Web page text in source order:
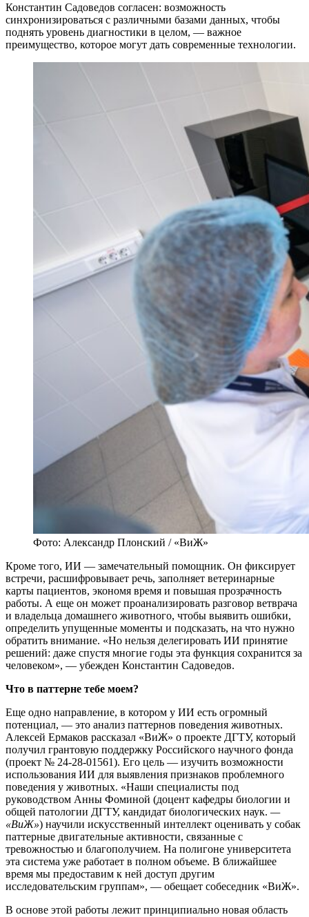
Константин Садоведов согласен: возможность
синхронизироваться с различными базами данных, чтобы
поднять уровень диагностики в целом, — важное
преимущество, которое могут дать современные технологии.
Фото: Александр Плонский / «ВиЖ»
Кроме того, ИИ — замечательный помощник. Он фиксирует
встречи, расшифровывает речь, заполняет ветеринарные
карты пациентов, экономя время и повышая прозрачность
работы. А еще он может проанализировать разговор ветврача
и владельца домашнего животного, чтобы выявить ошибки,
определить упущенные моменты и подсказать, на что нужно
обратить внимание. «Но нельзя делегировать ИИ принятие
решений: даже спустя многие годы эта функция сохранится за
человеком», — убежден Константин Садоведов.
Что в паттерне тебе моем?
Еще одно направление, в котором у ИИ есть огромный
потенциал, — это анализ паттернов поведения животных.
Алексей Ермаков рассказал «ВиЖ» о проекте ДГТУ, который
получил грантовую поддержку Российского научного фонда
(проект № 24-28-01561). Его цель — изучить возможности
использования ИИ для выявления признаков проблемного
поведения у животных. «Наши специалисты под
руководством Анны Фоминой (доцент кафедры биологии и
общей патологии ДГТУ, кандидат биологических наук. —
«ВиЖ») научили искусственный интеллект оценивать у собак
паттерные двигательные активности, связанные с
тревожностью и благополучием. На полигоне университета
эта система уже работает в полном объеме. В ближайшее
время мы предоставим к ней доступ другим
исследовательским группам», — обещает собеседник «ВиЖ».
В основе этой работы лежит принципиально новая область